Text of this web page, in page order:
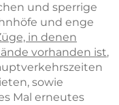
und sperrige
und enge
in denen
vorhanden ist,
sowie
Mal erneutes